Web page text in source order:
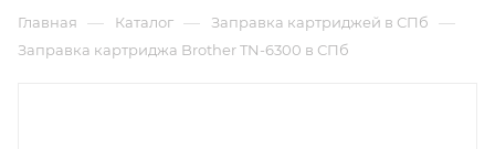
Главная — Каталог — Заправка картриджей в СПб —
Заправка картриджа Brother TN-6300 в СПб